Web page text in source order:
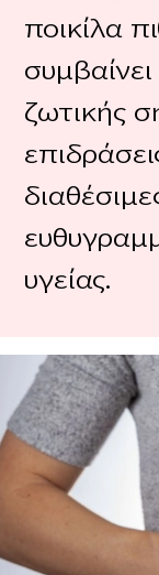
ποικίλα
ζωτικής
υγείας.